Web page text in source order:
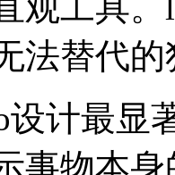
法替代
设计最显
事物本